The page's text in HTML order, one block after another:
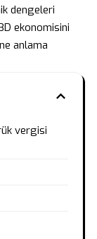
dengeleri
ekonomisini
anlama
vergisi